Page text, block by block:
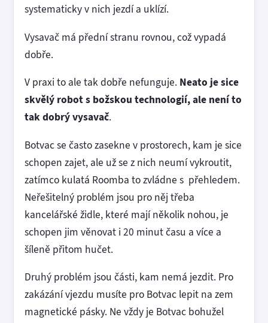
systematicky v nich jezdí a uklízí.
Vysavač má přední stranu rovnou, což vypadá
dobře.
V praxi to ale tak dobře nefunguje. Neato je sice
skvělý robot s božskou technologií, ale není to
tak dobrý vysavač.
Botvac se často zasekne v prostorech, kam je sice
schopen zajet, ale už se z nich neumí vykroutit,
zatímco kulatá Roomba to zvládne s přehledem.
Neřešitelný problém jsou pro něj třeba
kancelářské židle, které mají několik nohou, je
schopen jim věnovat i 20 minut času a více a
šíleně přitom hučet.
Druhý problém jsou části, kam nemá jezdit. Pro
zakázání vjezdu musíte pro Botvac lepit na zem
magnetické pásky. Ne vždy je Botvac bohužel